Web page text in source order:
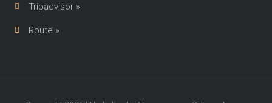
Tripadvisor »
Route »